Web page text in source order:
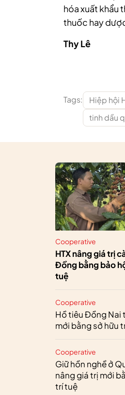
hóa xuất khẩu
thuốc hay
Thy Lê
Tags:
Hiệp hội
tinh dầu
Cooperative
HTX nâng giá trị
Đồng bằng bảo
tuệ
Cooperative
Hồ tiêu Đồng Nai
mới bằng sở hữu
Cooperative
Giữ hồn nghề ở
nâng giá trị mới
trí tuệ